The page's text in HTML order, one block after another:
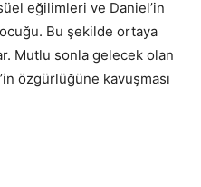
eğilimleri ve Daniel’in
Bu şekilde ortaya
Mutlu sonla gelecek olan
özgürlüğüne kavuşması